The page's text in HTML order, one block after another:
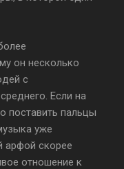
он несколько
с
Если на
поставить пальцы
уже
арфой скорее
отношение к